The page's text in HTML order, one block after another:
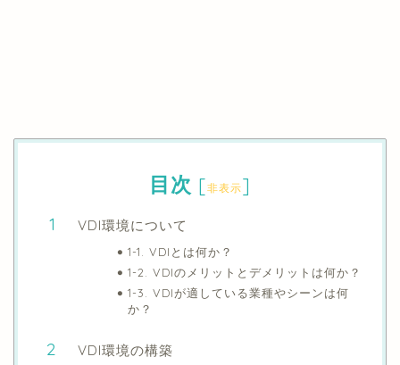
目次 [非表示]
VDI環境について
1-1. VDIとは何か？
1-2. VDIのメリットとデメリットは何か？
1-3. VDIが適している業種やシーンは何
か？
VDI環境の構築